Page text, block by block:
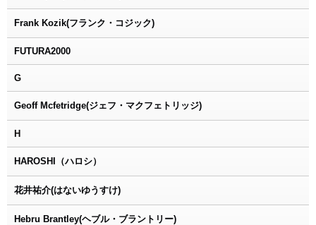
Frank Kozik(フランク・コジック)
FUTURA2000
G
Geoff Mcfetridge(ジェフ・マクフェトリッジ)
H
HAROSHI（ハロシ）
花井祐介(はないゆうすけ)
Hebru Brantley(ヘブル・ブラントリー)